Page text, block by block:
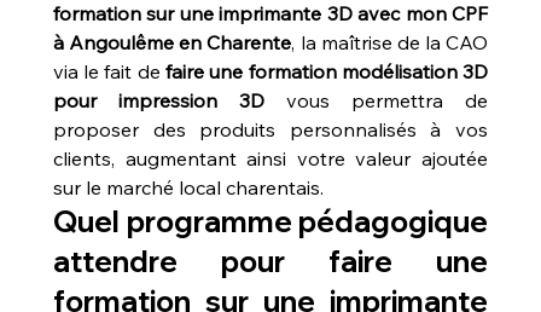
formation sur une imprimante 3D avec mon CPF
à Angoulême en Charente, la maîtrise de la CAO
via le fait de faire une formation modélisation 3D
pour impression 3D vous permettra de
proposer des produits personnalisés à vos
clients, augmentant ainsi votre valeur ajoutée
sur le marché local charentais.
Quel programme pédagogique
attendre pour faire une
formation sur une imprimante